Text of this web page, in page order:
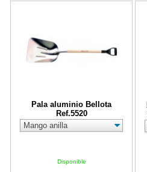
Pala aluminio Bellota
Ref.5520
Disponible